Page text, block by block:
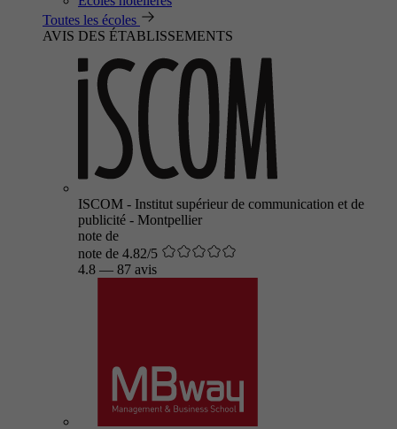
Toutes les écoles
AVIS DES ÉTABLISSEMENTS
ISCOM - Institut supérieur de communication et de
publicité - Montpellier
note de
note de 4.82/5
4.8 — 87 avis